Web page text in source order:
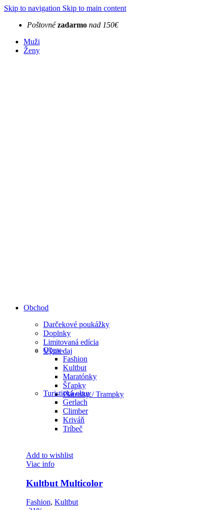
Skip to navigation Skip to main content
Poštovnézadarmo nad 150€
Muži
Ženy
Obchod
Darčekové poukážky
Doplnky
Limitovaná edícia
Výpredaj
Obuv
Fashion
Kultbut
Maratónky
Šľapky
Plátenky / Trampky
Turistická obuv
Gerlach
Climber
Kriváň
Tríbeč
Add to wishlist
Viac info
Kultbut Multicolor
Fashion, Kultbut